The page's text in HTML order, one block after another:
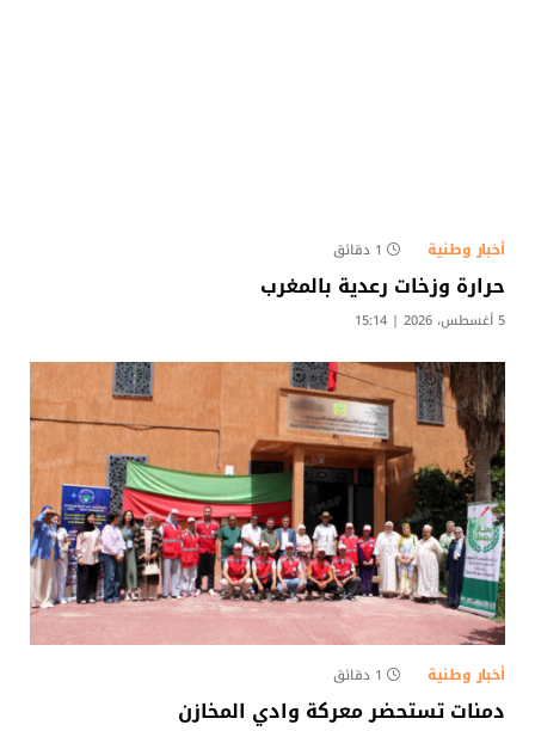
أخبار وطنية 1 دقائق
حرارة وزخات رعدية بالمغرب
5 أغسطس، 2026 | 15:14
أخبار وطنية 1 دقائق
دمنات تستحضر معركة وادي المخازن